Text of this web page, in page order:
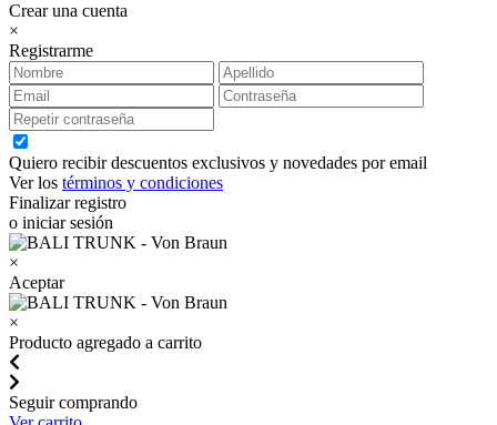
Crear una cuenta
×
Registrarme
Quiero recibir descuentos exclusivos y novedades por email
Ver los términos y condiciones
Finalizar registro
o iniciar sesión
×
Aceptar
×
Producto agregado a carrito
Seguir comprando